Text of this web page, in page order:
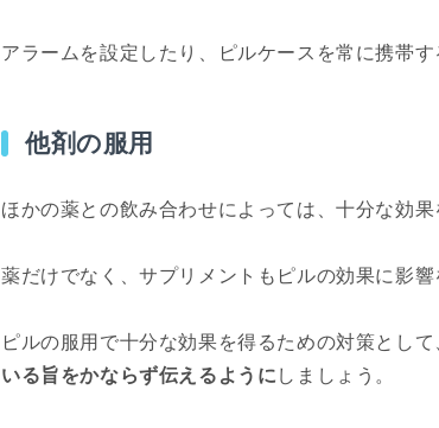
アラームを設定したり、ピルケースを常に携帯す
他剤の服用
ほかの薬との飲み合わせによっては、十分な効
薬だけでなく、サプリメントもピルの効果に影
ピルの服用で十分な効果を得るための対策として
いる旨をかならず伝えるようにしましょう。